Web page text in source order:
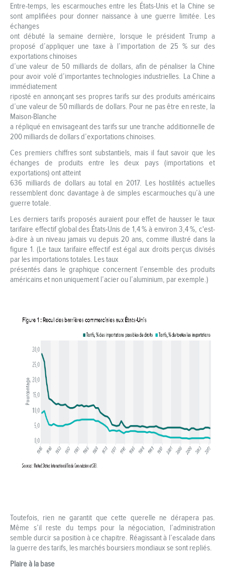
Entre-temps, les escarmouches entre les États‑Unis et la Chine se
sont amplifiées pour donner naissance à une guerre limitée. Les
échanges
ont débuté la semaine dernière, lorsque le président Trump a
proposé d’appliquer une taxe à l’importation de 25 % sur des
exportations chinoises
d’une valeur de 50 milliards de dollars, afin de pénaliser la Chine
pour avoir volé d’importantes technologies industrielles. La Chine a
immédiatement
riposté en annonçant ses propres tarifs sur des produits américains
d’une valeur de 50 milliards de dollars. Pour ne pas être en reste, la
Maison‑Blanche
a répliqué en envisageant des tarifs sur une tranche additionnelle de
200 milliards de dollars d’exportations chinoises.
Ces premiers chiffres sont substantiels, mais il faut savoir que les
échanges de produits entre les deux pays (importations et
exportations) ont atteint
636 milliards de dollars au total en 2017. Les hostilités actuelles
ressemblent donc davantage à de simples escarmouches qu’à une
guerre totale.
Les derniers tarifs proposés auraient pour effet de hausser le taux
tarifaire effectif global des États‑Unis de 1,4 % à environ 3,4 %, c'est-
à-dire à un niveau jamais vu depuis 20 ans, comme illustré dans la
figure 1. (Le taux tarifaire effectif est égal aux droits perçus divisés
par les importations totales. Les taux
présentés dans le graphique concernent l’ensemble des produits
américains et non uniquement l’acier ou l’aluminium, par exemple.)
Toutefois, rien ne garantit que cette querelle ne dérapera pas.
Même s’il reste du temps pour la négociation, l’administration
semble durcir sa position à ce chapitre. Réagissant à l’escalade dans
la guerre des tarifs, les marchés boursiers mondiaux se sont repliés.
Plaire à la base